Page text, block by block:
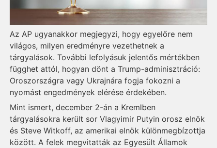
Az AP ugyanakkor megjegyzi, hogy egyelőre nem
világos, milyen eredményre vezethetnek a
tárgyalások. További lefolyásuk jelentős mértékben
függhet attól, hogyan dönt a Trump-adminisztráció:
Oroszországra vagy Ukrajnára fogja fokozni a
nyomást engedmények elérése érdekében.
Mint ismert, december 2-án a Kremlben
tárgyalásokra került sor Vlagyimir Putyin orosz elnök
és Steve Witkoff, az amerikai elnök különmegbízottja
között. A felek megvitatták az Egyesült Államok